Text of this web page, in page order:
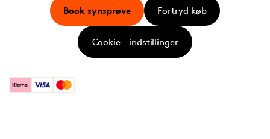
KlarnaVisa Mastercard
Book synsprøve Fortryd køb
Cookie - indstillinger